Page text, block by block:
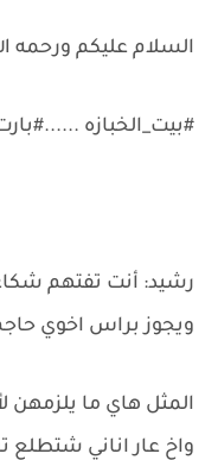
السلام عليكم ورحمه
#بيت_الخبازه
رشيد: أنت تفتهم
ويجوز براس اخوي
المثل هاي ما يلزمهن
واخ عار اناني شتطلع